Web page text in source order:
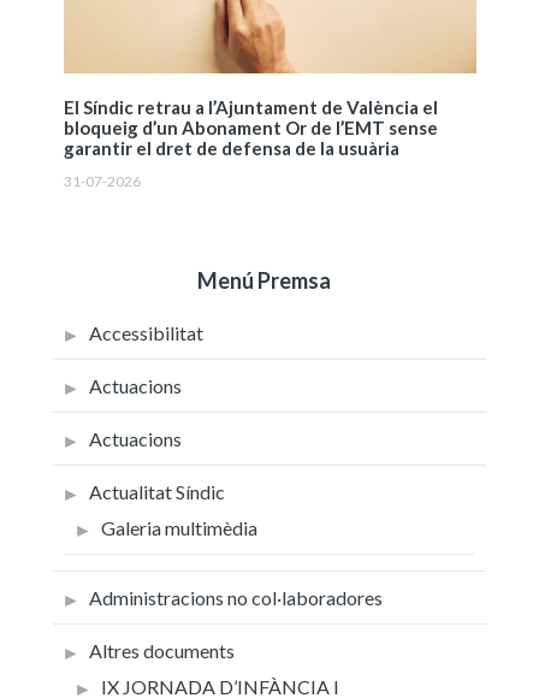
El Síndic retrau a l’Ajuntament de València el
bloqueig d’un Abonament Or de l’EMT sense
garantir el dret de defensa de la usuària
31-07-2026
Menú Premsa
Accessibilitat
Actuacions
Actuacions
Actualitat Síndic
Galeria multimèdia
Administracions no col·laboradores
Altres documents
IX JORNADA D’INFÀNCIA I